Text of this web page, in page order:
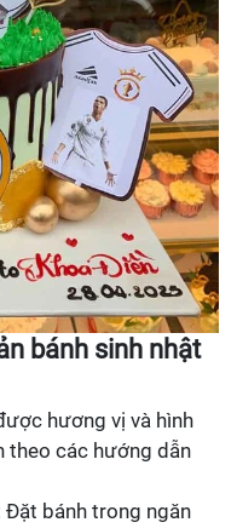
bánh sinh nhật
hương vị và hình
theo các hướng dẫn
Đặt bánh trong ngăn